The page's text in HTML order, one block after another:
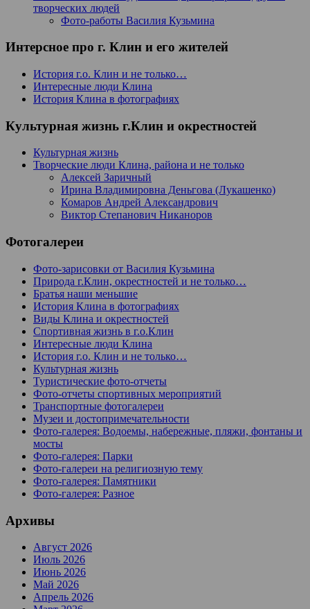
творческих людей
Фото-работы Василия Кузьмина
Интерсное про г. Клин и его жителей
История г.о. Клин и не только…
Интересные люди Клина
История Клина в фотографиях
Культурная жизнь г.Клин и окрестностей
Культурная жизнь
Творческие люди Клина, района и не только
Алексей Заричный
Ирина Владимировна Деньгова (Лукашенко)
Комаров Андрей Александрович
Виктор Степанович Никаноров
Фотогалереи
Фото-зарисовки от Василия Кузьмина
Природа г.Клин, окрестностей и не только…
Братья наши меньшие
История Клина в фотографиях
Виды Клина и окрестностей
Спортивная жизнь в г.о.Клин
Интересные люди Клина
История г.о. Клин и не только…
Культурная жизнь
Туристические фото-отчеты
Фото-отчеты спортивных мероприятий
Транспортные фотогалереи
Музеи и достопримечательности
Фото-галерея: Водоемы, набережные, пляжи, фонтаны и
мосты
Фото-галерея: Парки
Фото-галереи на религиозную тему
Фото-галерея: Памятники
Фото-галерея: Разное
Архивы
Август 2026
Июль 2026
Июнь 2026
Май 2026
Апрель 2026